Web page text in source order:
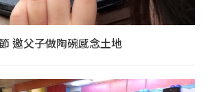
邀父子做陶碗感念土地